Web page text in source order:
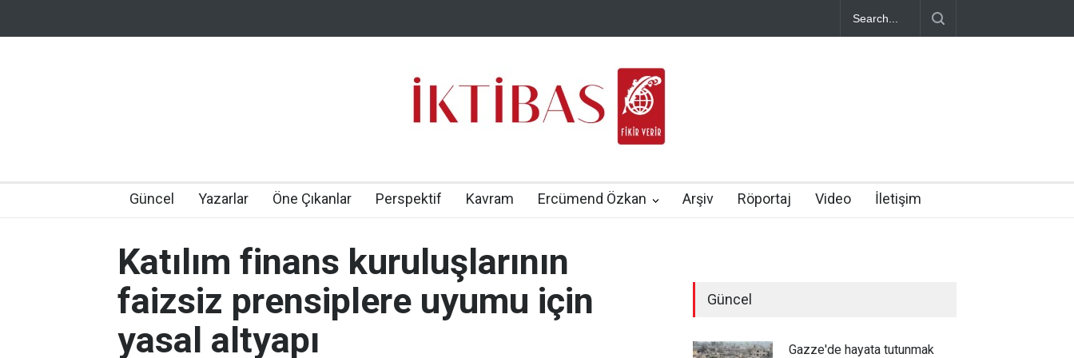
Güncel Yazarlar Öne Çıkanlar Perspektif Kavram Ercümend Özkan Arşiv Röportaj Video İletişim
Katılım finans kuruluşlarının
faizsiz prensiplere uyumu için
yasal altyapı
Güncel
Gazze'de hayata tutunmak